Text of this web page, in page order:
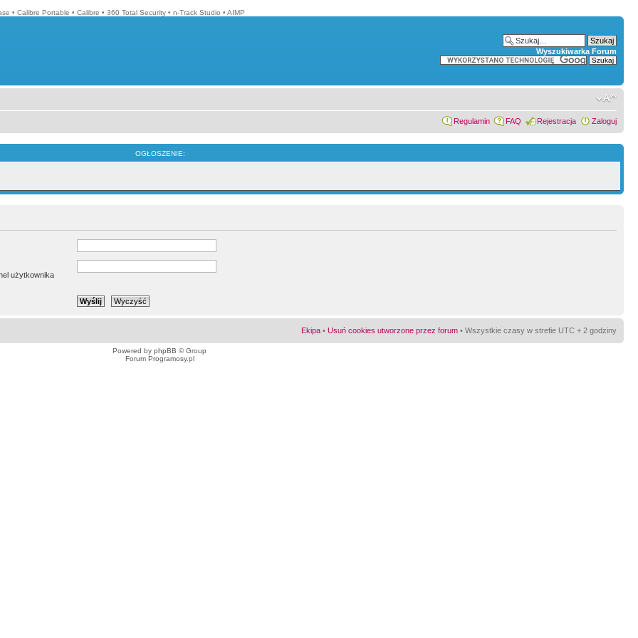
• Calibre Portable • Calibre • 360 Total Security • n-Track Studio • AIMP
Wyszukiwarka Forum
Regulamin FAQ Rejestracja Zaloguj
OGŁOSZENIE:
użytkownika
Ekipa • Usuń cookies utworzone przez forum • Wszystkie czasy w strefie UTC + 2 godziny
Powered by phpBB © Group
Forum Programosy.pl